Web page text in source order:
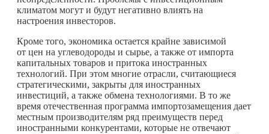
климатом могут и будут негативно влиять на
настроения инвесторов.
Кроме того, экономика остается крайне зависимой
от цен на углеводороды и сырье, а также от импорта
капитальных товаров и притока иностранных
технологий. При этом многие отрасли, считающиеся
стратегическими, закрыты для иностранных
инвестиций, а также обмена технологиями. В то же
время отечественная программа импортозамещения дает
местным производителям ряд преимуществ перед
иностранными конкурентами, которые не отвечают